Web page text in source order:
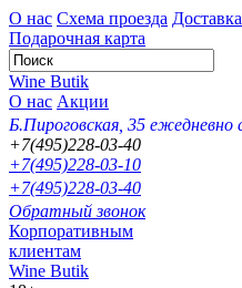
О нас Схема проезда Доставка
Подарочная карта
Wine Butik
О нас Акции
Б.Пироговская, 35 ежедневно
+7(495)228-03-40
+7(495)228-03-10
+7(495)228-03-40
Обратный звонок
Корпоративным
клиентам
Wine Butik